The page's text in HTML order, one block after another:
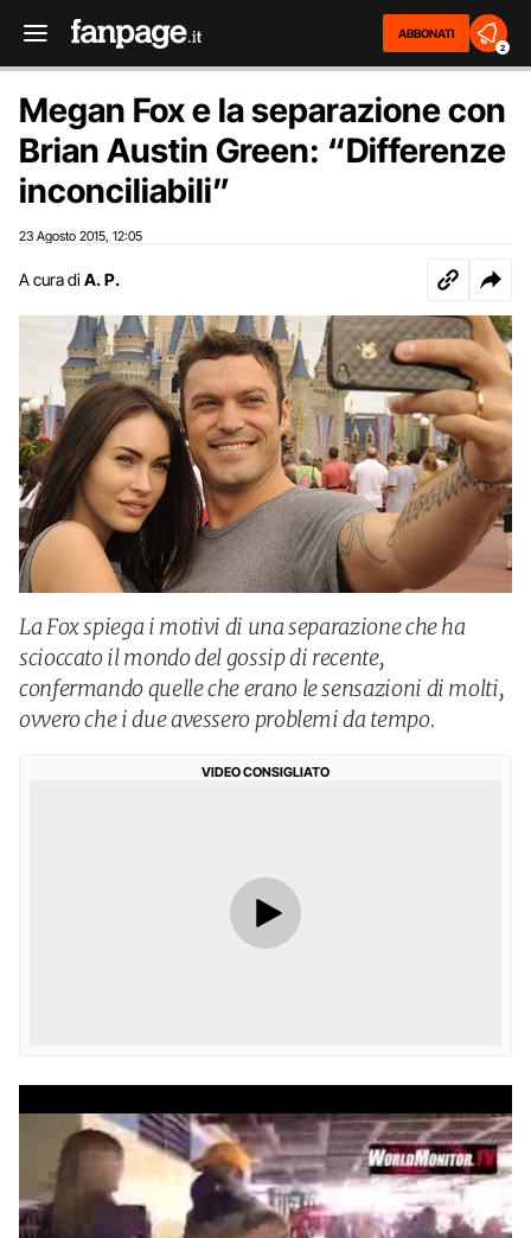
ABBONATI
2
Megan Fox e la separazione con
Brian Austin Green: “Differenze
inconciliabili”
23 Agosto 2015 12:05
A cura di A. P.
La Fox spiega i motivi di una separazione che ha
scioccato il mondo del gossip di recente,
confermando quelle che erano le sensazioni di molti,
ovvero che i due avessero problemi da tempo.
VIDEO CONSIGLIATO